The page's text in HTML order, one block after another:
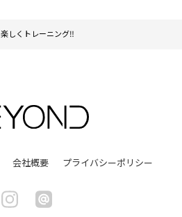
楽しくトレーニング‼️
会社概要 プライバシーポリシー